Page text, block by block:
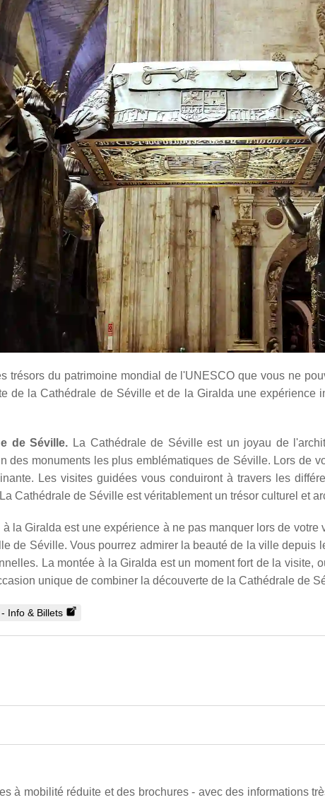
du patrimoine mondial de l'UNESCO que vous ne
de la Cathédrale de Séville et de la Giralda une expérience
de Séville. La Cathédrale de Séville est un joyau de
des monuments les plus emblématiques de Séville. Lors de
Les visites guidées vous conduiront à travers les
Cathédrale de Séville est véritablement un trésor culturel et
la Giralda est une expérience à ne pas manquer lors de
de Séville. Vous pourrez admirer la beauté de la ville
La montée à la Giralda est un moment fort de la visite,
unique de combiner la découverte de la Cathédrale de
Info & Billets
à mobilité réduite et des brochures - avec des informations